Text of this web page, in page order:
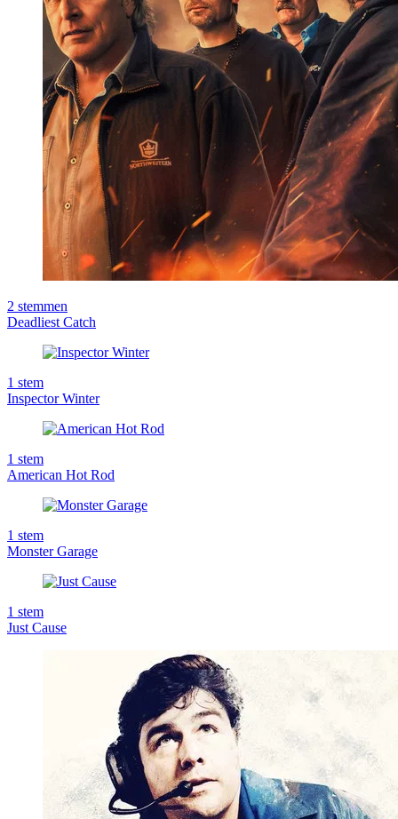
2 stemmen
Deadliest Catch
1 stem
Inspector Winter
1 stem
American Hot Rod
1 stem
Monster Garage
1 stem
Just Cause